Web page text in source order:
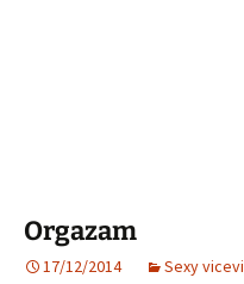
Orgazam
17/12/2014 Sexy vicevi